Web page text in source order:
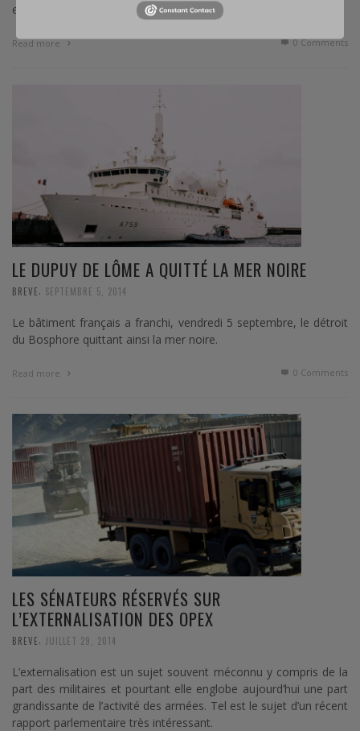
effectué une mission aérienne.
Read more 0 Comments
LE DUPUY DE LÔME A QUITTÉ LA MER NOIRE
BREVE SEPTEMBRE 5, 2014
Le bâtiment français a franchi, vendredi 5 septembre, le détroit
du Bosphore quittant ainsi la mer noire.
Read more 0 Comments
LES SÉNATEURS RÉSERVÉS SUR
L’EXTERNALISATION DES OPEX
BREVE JUILLET 29, 2014
L’externalisation est un sujet souvent méconnu y compris de la
part des militaires et pourtant elle englobe aujourd’hui une part
grandissante de l’activité des armées. Tel est le sujet d’un récent
rapport parlementaire très intéressant.